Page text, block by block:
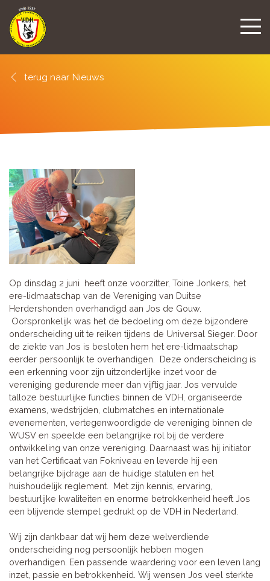
Nieuws
Op dinsdag 2 juni heeft onze voorzitter, Toine Jonkers, het
ere-lidmaatschap van de Vereniging van Duitse
Herdershonden overhandigd aan Jos de Gouw.
Oorspronkelijk was het de bedoeling om deze bijzondere
onderscheiding uit te reiken tijdens de Universal Sieger. Door
de ziekte van Jos is besloten hem het ere-lidmaatschap
eerder persoonlijk te overhandigen. Deze onderscheiding is
een erkenning voor zijn uitzonderlijke inzet voor de
vereniging gedurende meer dan vijftig jaar. Jos vervulde
talloze bestuurlijke functies binnen de VDH, organiseerde
examens, wedstrijden, clubmatches en internationale
evenementen, vertegenwoordigde de vereniging binnen de
WUSV en speelde een belangrijke rol bij de verdere
ontwikkeling van onze vereniging. Daarnaast was hij initiator
van het Certificaat van Fokniveau en leverde hij een
belangrijke bijdrage aan de huidige statuten en het
huishoudelijk reglement. Met zijn kennis, ervaring,
bestuurlijke kwaliteiten en enorme betrokkenheid heeft Jos
een blijvende stempel gedrukt op de VDH in Nederland.
Wij zijn dankbaar dat wij hem deze welverdiende
onderscheiding nog persoonlijk hebben mogen
overhandigen. Een passende waardering voor een leven lang
inzet, passie en betrokkenheid. Wij wensen Jos veel sterkte